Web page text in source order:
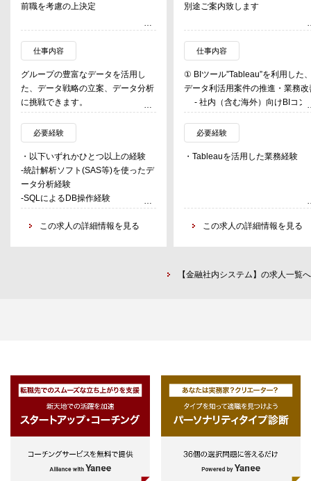
前職を考慮の上決定
仕事内容
グループの豊富なデータを活用し
た、データ戦略の立案、データ分析
に挑戦できます。
当社カードのリアル店舗やネット上
における購買履歴やユーザーデータ
だけでなく、グループとして得られ
るユーザー情報など、当社だからこ
そ得られる膨大なデータをもとに、
データ活用を最大限に高めるデータ
戦略の考案やデータの抽出から分
とに有効となり得る示唆を出し、事
必要経験
・以下いずれかひとつ以上の経験
-統計解析ソフト(SAS等)を使ったデ
ータ分析経験
-SQLによるDB操作経験
-データを活用した分析・レポーテ
ィング業務経験
この求人の詳細情報を見る
別途ご案内致します
仕事内容
① BIツール”Tableau”を利用した
データ利活用案件の推進・業務改
- 社内（含む海外）向けBIコン
ル、ダッシュボードの企画・開発
② BIツール”Tableau”を利用した
データ利活用人材の育成
- ダッシュボード作成支援、社
必要経験
・Tableauを活用した業務経験
この求人の詳細情報を見る
【金融社内システム】の求人一覧へ